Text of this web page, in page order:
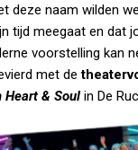
deze naam wilden
tijd meegaat en dat
voorstelling kan
met de
Heart & Soul in De